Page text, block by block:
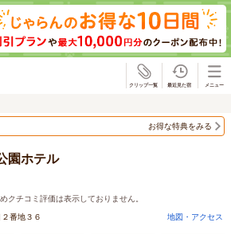
お得な特典をみる
園ホテル
クチコミ評価は表示しておりません。
番地３６
地図・アクセス